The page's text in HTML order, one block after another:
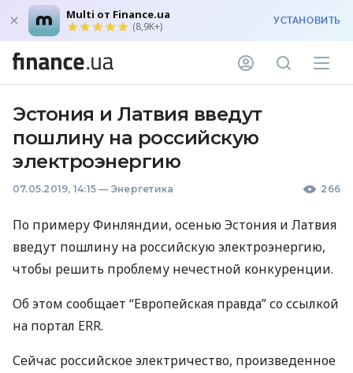
Multi от Finance.ua
(8,9K+) УСТАНОВИТЬ
Эстония и Латвия введут
пошлину на российскую
электроэнергию
07.05.2019, 14:15 — Энергетика 266
По примеру Финляндии, осенью Эстония и Латвия
введут пошлину на российскую электроэнергию,
чтобы решить проблему нечестной конкуренции.
Об этом сообщает “Европейская правда” со ссылкой
на портал ERR.
Сейчас российское электричество, произведенное